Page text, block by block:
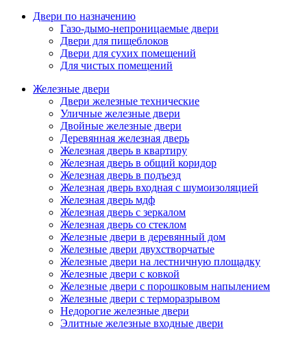
Двери по назначению
Газо-дымо-непроницаемые двери
Двери для пищеблоков
Двери для сухих помещений
Для чистых помещений
Железные двери
Двери железные технические
Уличные железные двери
Двойные железные двери
Деревянная железная дверь
Железная дверь в квартиру
Железная дверь в общий коридор
Железная дверь в подъезд
Железная дверь входная с шумоизоляцией
Железная дверь мдф
Железная дверь с зеркалом
Железная дверь со стеклом
Железные двери в деревянный дом
Железные двери двухстворчатые
Железные двери на лестничную площадку
Железные двери с ковкой
Железные двери с порошковым напылением
Железные двери с терморазрывом
Недорогие железные двери
Элитные железные входные двери